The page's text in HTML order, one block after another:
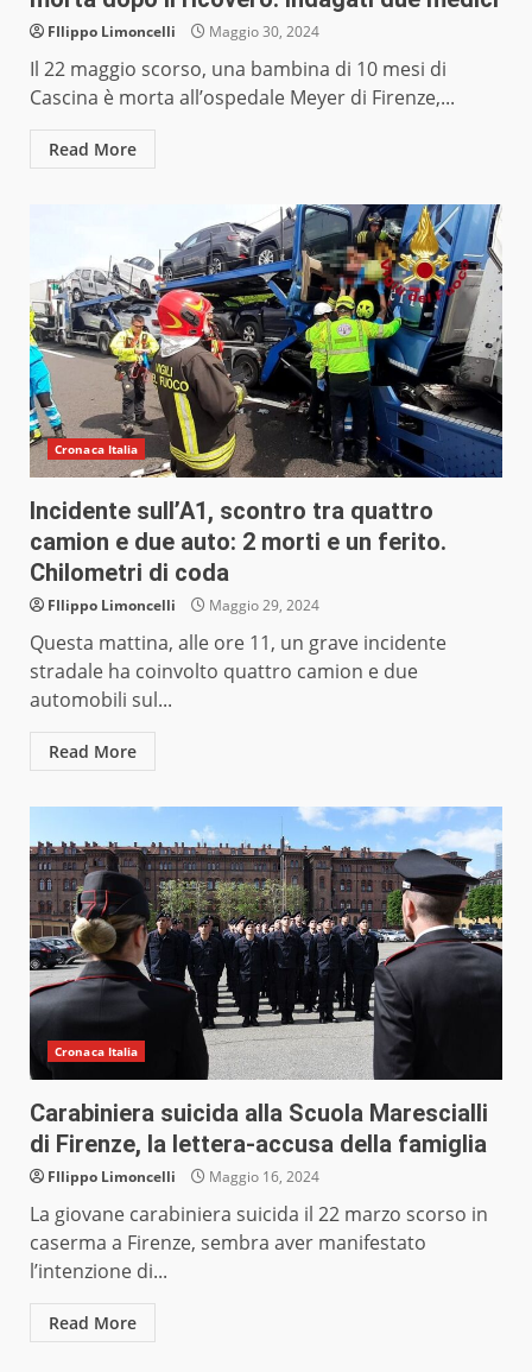
FIlippo Limoncelli Maggio 30, 2024
Il 22 maggio scorso, una bambina di 10 mesi di
Cascina è morta all’ospedale Meyer di Firenze,...
Read More
Cronaca Italia
Incidente sull’A1, scontro tra quattro
camion e due auto: 2 morti e un ferito.
Chilometri di coda
FIlippo Limoncelli Maggio 29, 2024
Questa mattina, alle ore 11, un grave incidente
stradale ha coinvolto quattro camion e due
automobili sul...
Read More
Cronaca Italia
Carabiniera suicida alla Scuola Marescialli
di Firenze, la lettera-accusa della famiglia
FIlippo Limoncelli Maggio 16, 2024
La giovane carabiniera suicida il 22 marzo scorso in
caserma a Firenze, sembra aver manifestato
l’intenzione di...
Read More